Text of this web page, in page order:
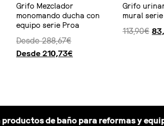
Grifo Mezclador
monomando ducha con
equipo serie Proa
Desde288,67€
Desde 210,73€
Grifo
mural
113,90€
de baño para reformas y